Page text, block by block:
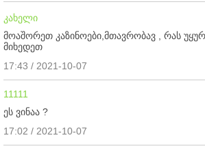
კახელი
მოაშორეთ კაზინოები,მთავრობავ , რას
მიხედეთ
17:43 / 2021-10-07
11111
ეს ვინაა ?
17:02 / 2021-10-07